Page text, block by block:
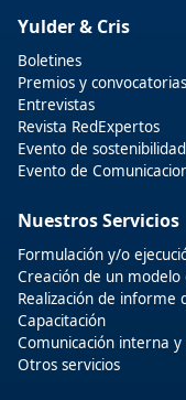
Yulder & Cris
Boletines
Premios y convocatorias
Entrevistas
Revista RedExpertos
Evento de
Evento de
Nuestros Servicios
Formulación y/o
Creación de un modelo
Realización de informe
Capacitación
Comunicación interna
Otros servicios